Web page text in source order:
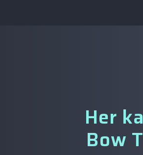
Her
Bow